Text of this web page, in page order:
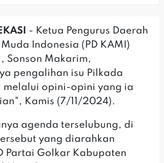
- Ketua Pengurus Daerah
Indonesia (PD KAMI)
Sonson Makarim,
pengalihan isu Pilkada
melalui opini-opini yang ia
Kamis (7/11/2024).
agenda terselubung, di
yang diarahkan
Partai Golkar Kabupaten